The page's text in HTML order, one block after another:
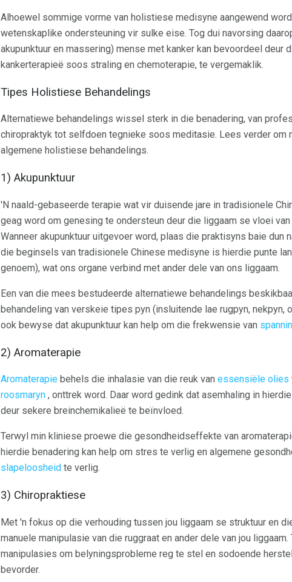
Alhoewel sommige vorme van holistiese medisyne aangewend
wetenskaplike ondersteuning vir sulke eise. Tog dui navorsing
akupunktuur en massering) mense met kanker kan bevoordeel deur
kankerterapieë soos straling en chemoterapie, te vergemaklik.
Tipes Holistiese Behandelings
Alternatiewe behandelings wissel sterk in die benadering, van
chiropraktyk tot selfdoen tegnieke soos meditasie. Lees verder om
algemene holistiese behandelings.
1) Akupunktuur
'N naald-gebaseerde terapie wat vir duisende jare in tradisionele
geag word om genesing te ondersteun deur die liggaam se vloei
Wanneer akupunktuur uitgevoer word, plaas die praktisyns baie
die beginsels van tradisionele Chinese medisyne is hierdie punte
genoem), wat ons organe verbind met ander dele van ons liggaam.
Een van die mees bestudeerde alternatiewe behandelings
behandeling van verskeie tipes pyn (insluitende lae rugpyn, nekpyn,
ook bewyse dat akupunktuur kan help om die frekwensie van
2) Aromaterapie
Aromaterapie behels die inhalasie van die reuk van essensiële olies
roosmaryn , onttrek word. Daar word gedink dat asemhaling in
deur sekere breinchemikalieë te beïnvloed.
Terwyl min kliniese proewe die gesondheidseffekte van
hierdie benadering kan help om stres te verlig en algemene
slapeloosheid te verlig.
3) Chiropraktiese
Met 'n fokus op die verhouding tussen jou liggaam se struktuur en
manuele manipulasie van die ruggraat en ander dele van jou
manipulasies om belyningsprobleme reg te stel en sodoende
bevorder.